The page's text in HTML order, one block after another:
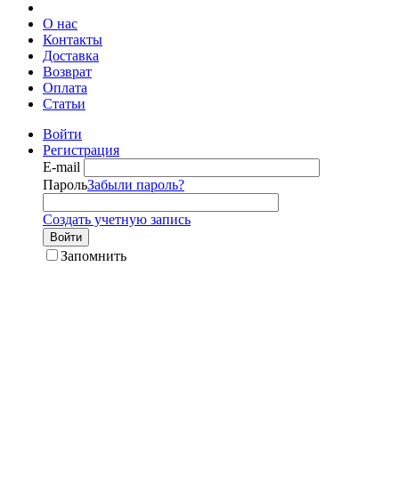
О нас
Контакты
Доставка
Возврат
Оплата
Статьи
Войти
Регистрация
E-mail
ПарольЗабыли пароль?
Создать учетную запись
Войти
Запомнить